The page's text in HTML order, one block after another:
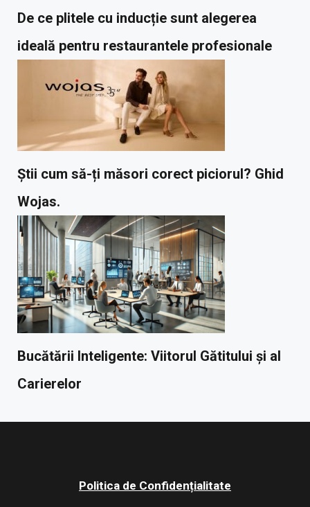
De ce plitele cu inducție sunt alegerea
ideală pentru restaurantele profesionale
Știi cum să-ți măsori corect piciorul? Ghid
Wojas.
Bucătării Inteligente: Viitorul Gătitului și al
Carierelor
Politica de Confidențialitate